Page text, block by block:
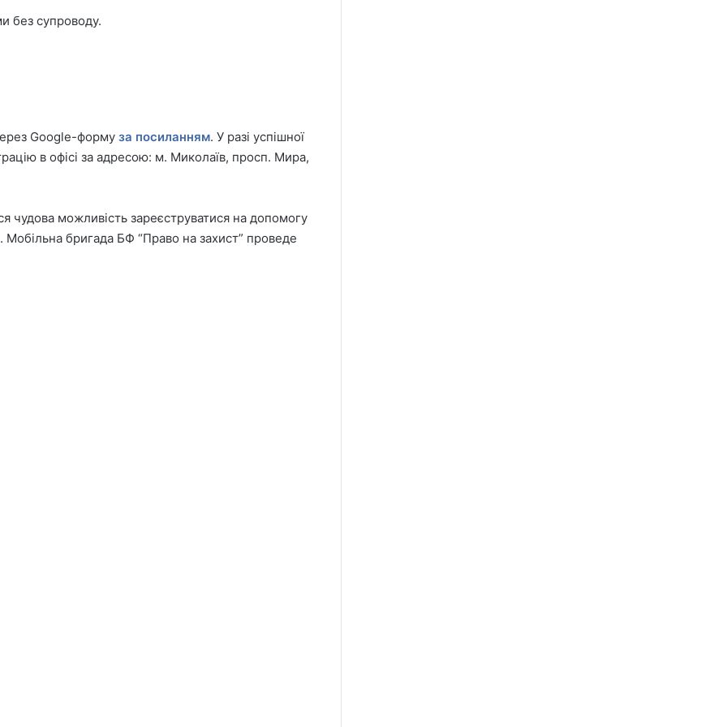
без супроводу.
Google-форму за посиланням. У разі успішної
в офісі за адресою: м. Миколаїв, просп. Мира,
чудова можливість зареєструватися на допомогу
бригада БФ “Право на захист” проведе